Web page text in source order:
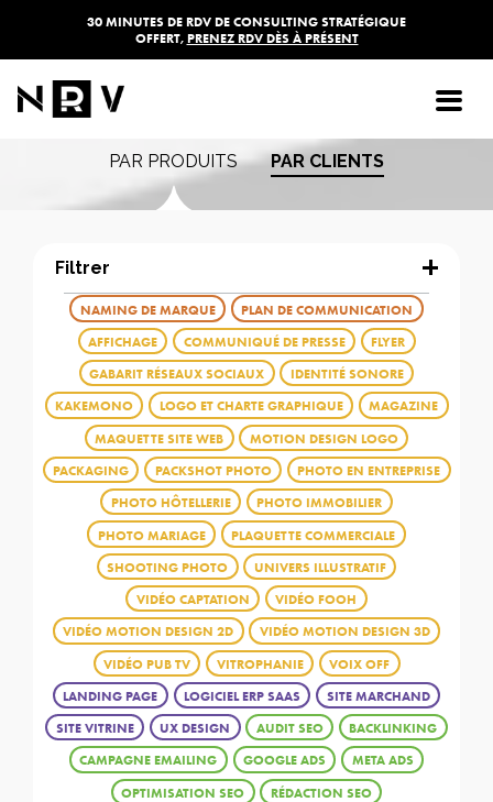
30 MINUTES DE RDV DE CONSULTING STRATÉGIQUE
OFFERT, PRENEZ RDV DÈS À PRÉSENT
Les réalisations de
l'agence NRV
PAR PRODUITS PAR CLIENTS
Filtrer
AFFICHAGE
AUDIT SEO
BACKLINKING
CAMPAGNE EMAILING
COMMUNIQUÉ DE PRESSE
FLYER
GABARIT RÉSEAUX SOCIAUX
GOOGLE ADS
IDENTITÉ SONORE
KAKEMONO
LANDING PAGE LOGICIEL ERP SAAS
LOGO ET CHARTE GRAPHIQUE
MAGAZINE
MAQUETTE SITE WEB
META ADS
MOTION DESIGN LOGO
NAMING DE MARQUE
OPTIMISATION SEO
PACKAGING PACKSHOT PHOTO
PHOTO EN ENTREPRISE
PHOTO HÔTELLERIE
PHOTO IMMOBILIER
PHOTO MARIAGE
PLAN DE COMMUNICATION
PLAQUETTE COMMERCIALE
RÉDACTION SEO
SHOOTING PHOTO
SITE MARCHAND
SITE VITRINE
UNIVERS ILLUSTRATIF
UX DESIGN
VIDÉO CAPTATION
VIDÉO FOOH
VIDÉO MOTION DESIGN 2D
VIDÉO MOTION DESIGN 3D
VIDÉO PUB TV
VITROPHANIE VOIX OFF